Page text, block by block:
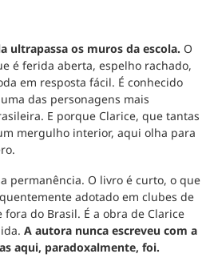
ultrapassa os muros da escola. O
é ferida aberta, espelho rachado,
em resposta fácil. É conhecido
das personagens mais
E porque Clarice, que tantas
mergulho interior, aqui olha para
permanência. O livro é curto, o que
adotado em clubes de
do Brasil. É a obra de Clarice
A autora nunca escreveu com a
aqui, paradoxalmente, foi.